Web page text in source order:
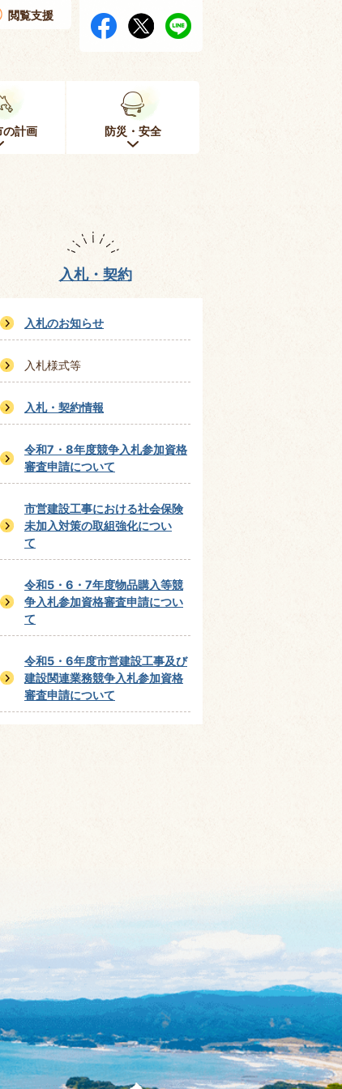
閲覧支援
の計画 防災・安全
入札・契約
入札のお知らせ
入札様式等
入札・契約情報
令和7・8年度競争入札参加資格
審査申請について
市営建設工事における社会保険
未加入対策の取組強化につい
て
令和5・6・7年度物品購入等競
争入札参加資格審査申請につい
て
令和5・6年度市営建設工事及び
建設関連業務競争入札参加資格
審査申請について